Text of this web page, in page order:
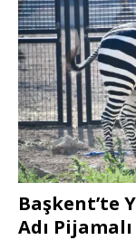
Başkent’te
Adı Pijamalı